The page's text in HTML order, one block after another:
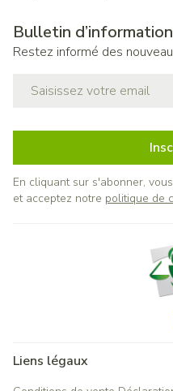
Bulletin d’information
Restez informé des
En cliquant sur s'abonner,
et acceptez notre politique de
Liens légaux